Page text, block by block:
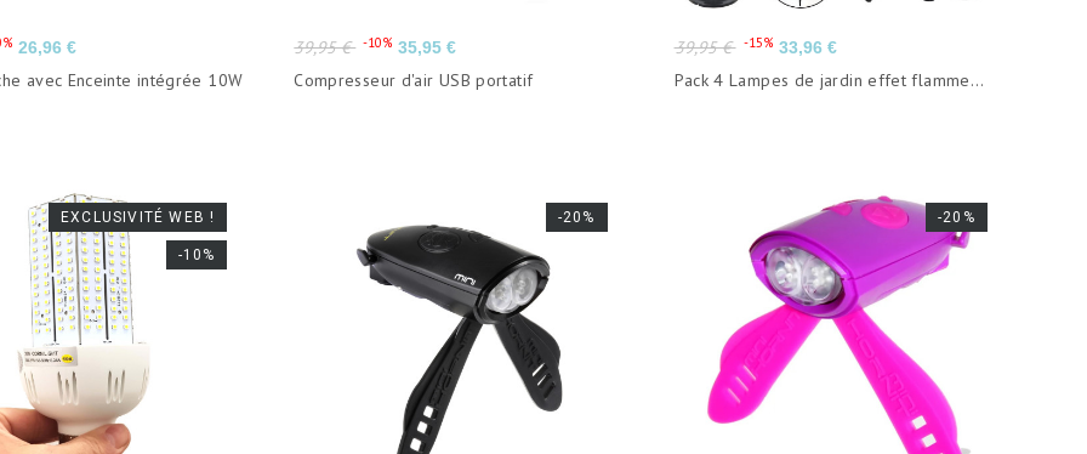
Prix
26,96 €
avec Enceinte intégrée 10W
Prix
de
base
39,95 € -10% Prix
35,95 €
Compresseur d'air USB portatif
Prix
de
base
39,95 € -15% Prix
33,96 €
Pack 4 Lampes de jardin effet flamme...
EXCLUSIVITÉ WEB !
-10%
-20% -20%